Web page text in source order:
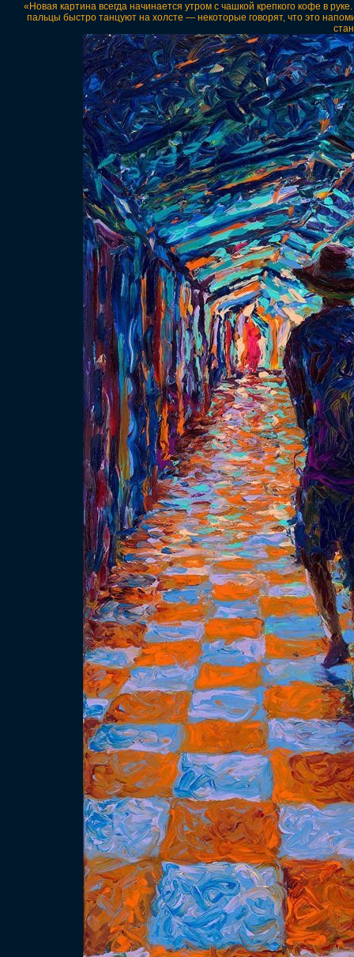
«Новая картина всегда начинается утром с чашкой крепкого кофе в
пальцы быстро танцуют на холсте — некоторые говорят, что это